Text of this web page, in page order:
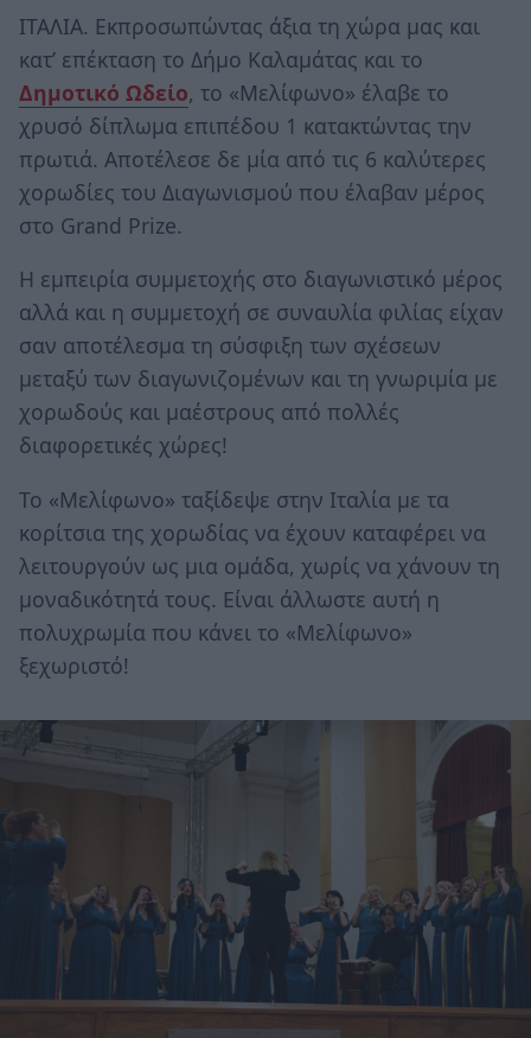
ΙΤΑΛΙΑ. Εκπροσωπώντας άξια τη χώρα μας και
κατ’ επέκταση το Δήμο Καλαμάτας και το
Δημοτικό Ωδείο, το «Μελίφωνο» έλαβε το
χρυσό δίπλωμα επιπέδου 1 κατακτώντας την
πρωτιά. Αποτέλεσε δε μία από τις 6 καλύτερες
χορωδίες του Διαγωνισμού που έλαβαν μέρος
στο Grand Prize.
Η εμπειρία συμμετοχής στο διαγωνιστικό μέρος
αλλά και η συμμετοχή σε συναυλία φιλίας είχαν
σαν αποτέλεσμα τη σύσφιξη των σχέσεων
μεταξύ των διαγωνιζομένων και τη γνωριμία με
χορωδούς και μαέστρους από πολλές
διαφορετικές χώρες!
Το «Μελίφωνο» ταξίδεψε στην Ιταλία με τα
κορίτσια της χορωδίας να έχουν καταφέρει να
λειτουργούν ως μια ομάδα, χωρίς να χάνουν τη
μοναδικότητά τους. Είναι άλλωστε αυτή η
πολυχρωμία που κάνει το «Μελίφωνο»
ξεχωριστό!